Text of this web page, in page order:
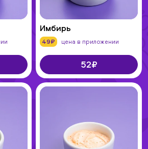
Имбирь
49₽ цена в приложении
52₽